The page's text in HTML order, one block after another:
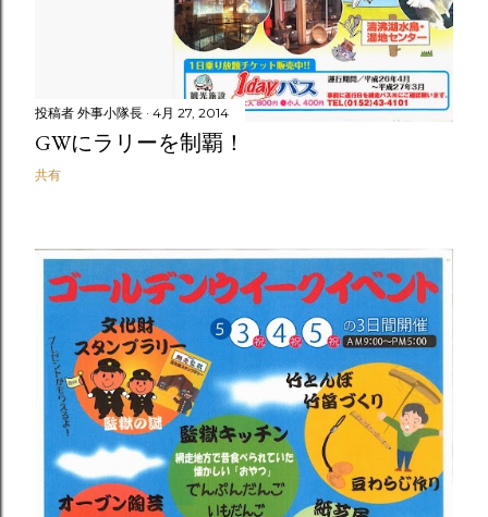
投稿者 外事小隊長 4月 27, 2014
GWにラリーを制覇！
共有